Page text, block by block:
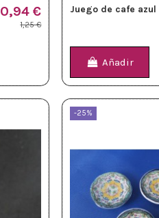
0,94 €
1,25 €
Juego de cafe azul
Añadir
-25%